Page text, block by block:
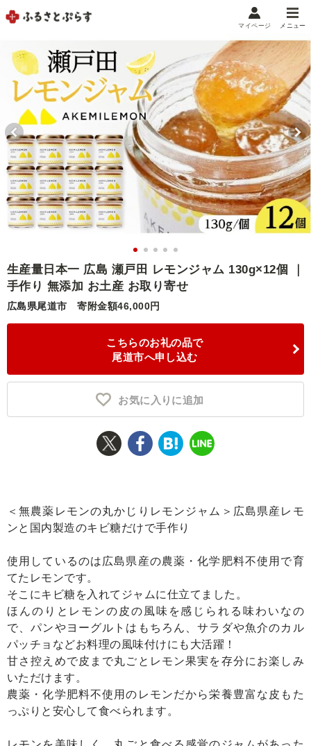
メニュー
マイページ
お気に入り 閲覧履歴
メニュー
お礼の品から探す
お礼の品をカテゴリや金額で絞り込み
自治体から探す
ランキング
特集・おすすめ
マイページ
生産量日本一 広島 瀬戸田 レモンジャム 130g×12個 ｜
手作り 無添加 お土産 お取り寄せ
広島県尾道市 寄附金額46,000円
こちらのお礼の品で
尾道市へ申し込む
お気に入りに追加
＜無農薬レモンの丸かじりレモンジャム＞広島県産レモ
ンと国内製造のキビ糖だけで手作り
使用しているのは広島県産の農薬・化学肥料不使用で育
てたレモンです。
そこにキビ糖を入れてジャムに仕立てました。
ほんのりとレモンの皮の風味を感じられる味わいなの
で、パンやヨーグルトはもちろん、サラダや魚介のカル
パッチョなどお料理の風味付けにも大活躍！
甘さ控えめで皮まで丸ごとレモン果実を存分にお楽しみ
いただけます。
農薬・化学肥料不使用のレモンだから栄養豊富な皮もた
っぷりと安心して食べられます。